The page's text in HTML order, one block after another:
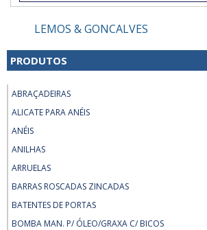
LEMOS & GONCALVES
PRODUTOS
ABRAÇADEIRAS
ALICATE PARA ANÉIS
ANÉIS
ANILHAS
ARRUELAS
BARRAS ROSCADAS ZINCADAS
BATENTES DE PORTAS
BOMBA MAN. P/ ÓLEO/GRAXA C/ BICOS